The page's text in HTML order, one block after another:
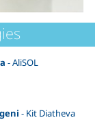
- AliSOL
- Kit Diatheva